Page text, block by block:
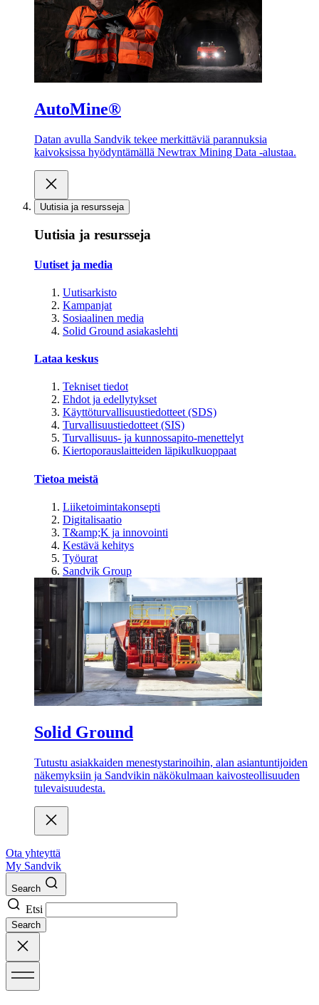
AutoMine®
Datan avulla Sandvik tekee merkittäviä parannuksia
kaivoksissa hyödyntämällä Newtrax Mining Data -alustaa.
Uutisia ja resursseja
Uutisia ja resursseja
Uutiset ja media
Uutisarkisto
Kampanjat
Sosiaalinen media
Solid Ground asiakaslehti
Lataa keskus
Tekniset tiedot
Ehdot ja edellytykset
Käyttöturvallisuustiedotteet (SDS)
Turvallisuustiedotteet (SIS)
Turvallisuus- ja kunnossapito-menettelyt
Kiertoporauslaitteiden läpikulkuoppaat
Tietoa meistä
Liiketoimintakonsepti
Digitalisaatio
T&amp;K ja innovointi
Kestävä kehitys
Työurat
Sandvik Group
Solid Ground
Tutustu asiakkaiden menestystarinoihin, alan asiantuntijoiden
näkemyksiin ja Sandvikin näkökulmaan kaivosteollisuuden
tulevaisuudesta.
Ota yhteyttä
My Sandvik
Search
Etsi
Search